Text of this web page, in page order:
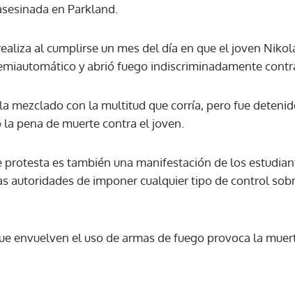
en Parkland.
al cumplirse un mes del día en que el joven
y abrió fuego indiscriminadamente
mezclado con la multitud que corría, pero fue
pena de muerte contra el joven.
protesta es también una manifestación de los
autoridades de imponer cualquier tipo de control
envuelven el uso de armas de fuego provoca la